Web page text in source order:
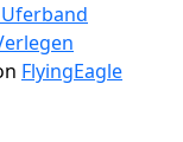
FlyingEagle